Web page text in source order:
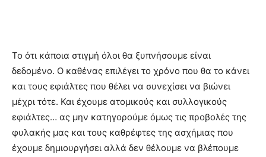
Το ότι κάποια στιγμή όλοι θα ξυπνήσουμε είναι
δεδομένο. Ο καθένας επιλέγει το χρόνο που θα το κάνει
και τους εφιάλτες που θέλει να συνεχίσει να βιώνει
μέχρι τότε. Και έχουμε ατομικούς και συλλογικούς
εφιάλτες… ας μην κατηγορούμε όμως τις προβολές της
φυλακής μας και τους καθρέφτες της ασχήμιας που
έχουμε δημιουργήσει αλλά δεν θέλουμε να βλέπουμε